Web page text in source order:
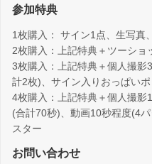
参加特典
1枚購入： サイン1点、生写真
2枚購入：上記特典＋ツーショ
3枚購入：上記特典＋個人撮
計2枚)、サイン入りおっぱい
4枚購入：上記特典＋個人撮
(合計70秒)、動画10秒程度(4
スター
お問い合わせ